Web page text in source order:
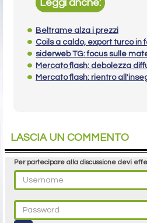
Leggi anche:
Beltrame alza i prezzi
Coils a caldo, export turco in
siderweb TG: focus sulle
Mercato flash: debolezza
Mercato flash: rientro
LASCIA UN COMMENTO
Per partecipare alla discussione devi